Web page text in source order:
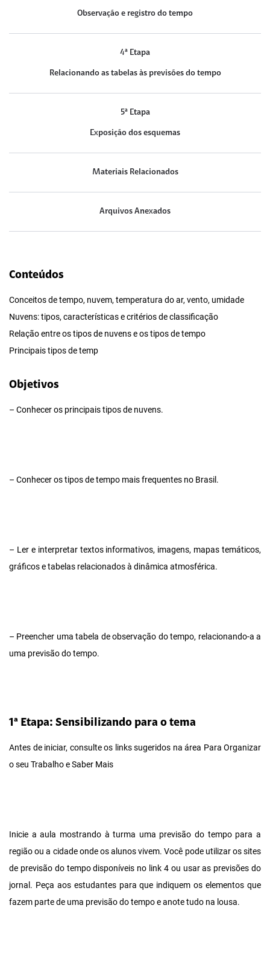
Observação e registro do tempo
4ª Etapa
Relacionando as tabelas às previsões do tempo
5ª Etapa
Exposição dos esquemas
Materiais Relacionados
Arquivos Anexados
Conteúdos
Conceitos de tempo, nuvem, temperatura do ar, vento, umidade
Nuvens: tipos, características e critérios de classificação
Relação entre os tipos de nuvens e os tipos de tempo
Principais tipos de temp
Objetivos
– Conhecer os principais tipos de nuvens.
– Conhecer os tipos de tempo mais frequentes no Brasil.
– Ler e interpretar textos informativos, imagens, mapas temáticos,
gráficos e tabelas relacionados à dinâmica atmosférica.
– Preencher uma tabela de observação do tempo, relacionando-a a
uma previsão do tempo.
1ª Etapa: Sensibilizando para o tema
Antes de iniciar, consulte os links sugeridos na área Para Organizar
o seu Trabalho e Saber Mais
Inicie a aula mostrando à turma uma previsão do tempo para a
região ou a cidade onde os alunos vivem. Você pode utilizar os sites
de previsão do tempo disponíveis no link 4 ou usar as previsões do
jornal. Peça aos estudantes para que indiquem os elementos que
fazem parte de uma previsão do tempo e anote tudo na lousa.